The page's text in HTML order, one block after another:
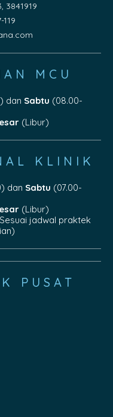
3841919
119
MCU
dan Sabtu (08.00-
(Libur)
KLINIK
dan Sabtu (07.00-
(Libur)
jadwal praktek
PUSAT